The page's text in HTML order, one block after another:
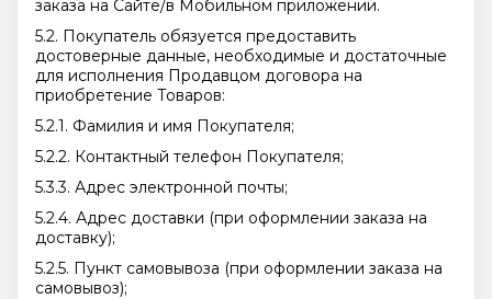
заказа на Сайте/в Мобильном приложении.
5.2. Покупатель обязуется предоставить
достоверные данные, необходимые и достаточные
для исполнения Продавцом договора на
приобретение Товаров:
5.2.1. Фамилия и имя Покупателя;
5.2.2. Контактный телефон Покупателя;
5.3.3. Адрес электронной почты;
5.2.4. Адрес доставки (при оформлении заказа на
доставку);
5.2.5. Пункт самовывоза (при оформлении заказа на
самовывоз);